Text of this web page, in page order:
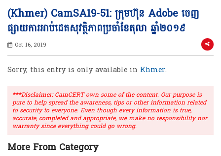
(Khmer) CamSA19-51: ក្រុមហ៊ុន​​ Adobe ចេញ
ផ្សាយ​ការអាប់ដេត​សុវត្ថិភាព​ប្រចាំខែតុលា ឆ្នាំ២០១៩
Oct 16, 2019
Sorry, this entry is only available in Khmer.
***Disclaimer: CamCERT own some of the content. Our purpose is
pure to help spread the awareness, tips or other information related
to security to everyone. Even though every information is true,
accurate, completed and appropriate, we make no responsibility nor
warranty since everything could go wrong.
More From Category